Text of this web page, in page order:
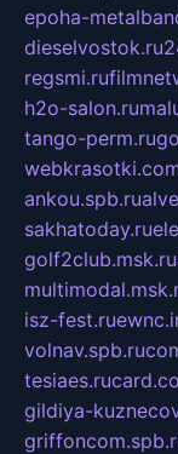
epoha-
dieselvostok.ru
regsmi.ru
h2o-salon.ru
tango-perm.ru
ankou.spb.ru
sakhatoday.ru
golf2club.msk.ru
isz-fest.ru
volnav.spb.ru
tesiaes.ru
gildiya-